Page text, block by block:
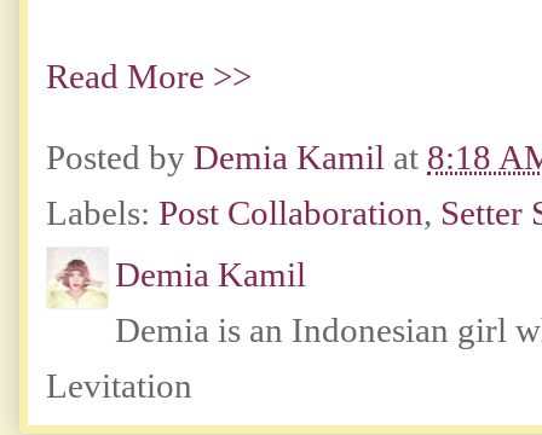
Read More >>
Posted by Demia Kamil at 8:18
Labels: Post Collaboration, Setter
Demia Kamil
Demia is an Indonesian girl
Levitation